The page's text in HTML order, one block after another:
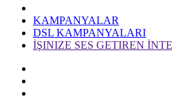
KAMPANYALAR
DSL KAMPANYALARI
İŞINIZE SES GETIREN